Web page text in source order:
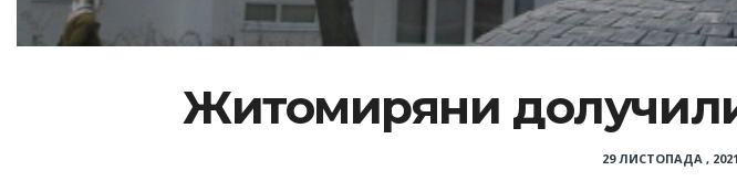
Житомиряни
29 ЛИСТОПАДА , 2021